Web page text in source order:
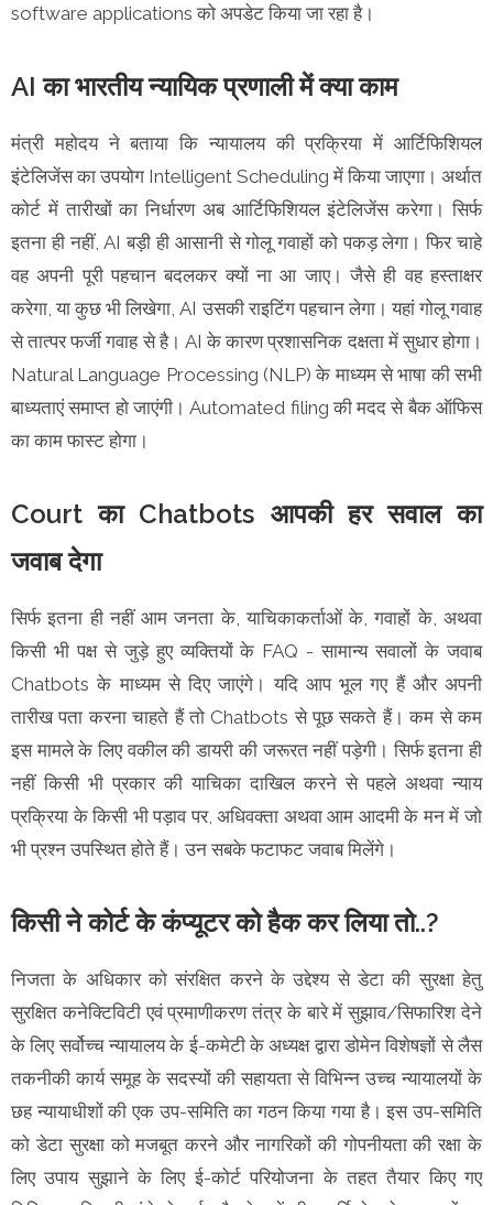
software applications को अपडेट किया जा रहा है।
AI का भारतीय न्यायिक प्रणाली में क्या काम
मंत्री महोदय ने बताया कि न्यायालय की प्रक्रिया में आर्टिफिशियल
इंटेलिजेंस का उपयोग Intelligent Scheduling में किया जाएगा। अर्थात
कोर्ट में तारीखों का निर्धारण अब आर्टिफिशियल इंटेलिजेंस करेगा। सिर्फ
इतना ही नहीं, AI बड़ी ही आसानी से गोलू गवाहों को पकड़ लेगा। फिर चाहे
वह अपनी पूरी पहचान बदलकर क्यों ना आ जाए। जैसे ही वह हस्ताक्षर
करेगा, या कुछ भी लिखेगा, AI उसकी राइटिंग पहचान लेगा। यहां गोलू गवाह
से तात्पर फर्जी गवाह से है। AI के कारण प्रशासनिक दक्षता में सुधार होगा।
Natural Language Processing (NLP) के माध्यम से भाषा की सभी
बाध्यताएं समाप्त हो जाएंगी। Automated filing की मदद से बैक ऑफिस
का काम फास्ट होगा।
Court का Chatbots आपकी हर सवाल का
जवाब देगा
सिर्फ इतना ही नहीं आम जनता के, याचिकाकर्ताओं के, गवाहों के, अथवा
किसी भी पक्ष से जुड़े हुए व्यक्तियों के FAQ - सामान्य सवालों के जवाब
Chatbots के माध्यम से दिए जाएंगे। यदि आप भूल गए हैं और अपनी
तारीख पता करना चाहते हैं तो Chatbots से पूछ सकते हैं। कम से कम
इस मामले के लिए वकील की डायरी की जरूरत नहीं पड़ेगी। सिर्फ इतना ही
नहीं किसी भी प्रकार की याचिका दाखिल करने से पहले अथवा न्याय
प्रक्रिया के किसी भी पड़ाव पर, अधिवक्ता अथवा आम आदमी के मन में जो
भी प्रश्न उपस्थित होते हैं। उन सबके फटाफट जवाब मिलेंगे।
किसी ने कोर्ट के कंप्यूटर को हैक कर लिया तो..?
निजता के अधिकार को संरक्षित करने के उद्देश्य से डेटा की सुरक्षा हेतु
सुरक्षित कनेक्टिविटी एवं प्रमाणीकरण तंत्र के बारे में सुझाव/सिफारिश देने
के लिए सर्वोच्च न्यायालय के ई-कमेटी के अध्यक्ष द्वारा डोमेन विशेषज्ञों से लैस
तकनीकी कार्य समूह के सदस्यों की सहायता से विभिन्न उच्च न्यायालयों के
छह न्यायाधीशों की एक उप-समिति का गठन किया गया है। इस उप-समिति
को डेटा सुरक्षा को मजबूत करने और नागरिकों की गोपनीयता की रक्षा के
लिए उपाय सुझाने के लिए ई-कोर्ट परियोजना के तहत तैयार किए गए